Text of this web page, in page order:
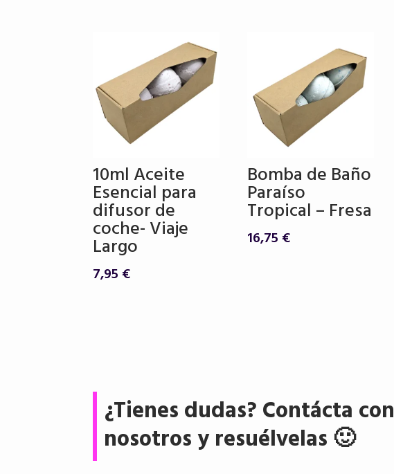
10ml Aceite
Esencial para
difusor de
coche- Viaje
Largo
7,95 €
Bomba de Baño
Paraíso
Tropical – Fresa
16,75 €
¿Tienes dudas? Contácta con
nosotros y resuélvelas 🙂